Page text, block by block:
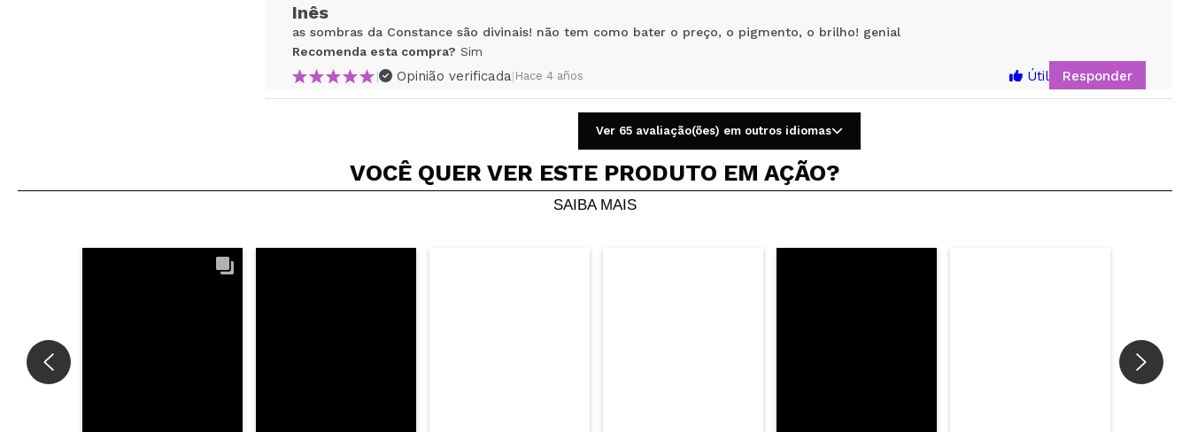
Inês
as sombras da Constance são divinais! não tem como bater o preço, o pigmento, o brilho! genial
Recomenda esta compra? Sim
|
Opinião verificada| Hace 4 años Útil Responder
QUE PIGMENTAÇÃO É ESTA MEU DEUS?!
INCRIVEL! INCRÍVEL! INCRÍVEL!
Ver 65 avaliação(ões) em outros idiomas
VOCÊ QUER VER ESTE PRODUTO EM AÇÃO?
SAIBA MAIS